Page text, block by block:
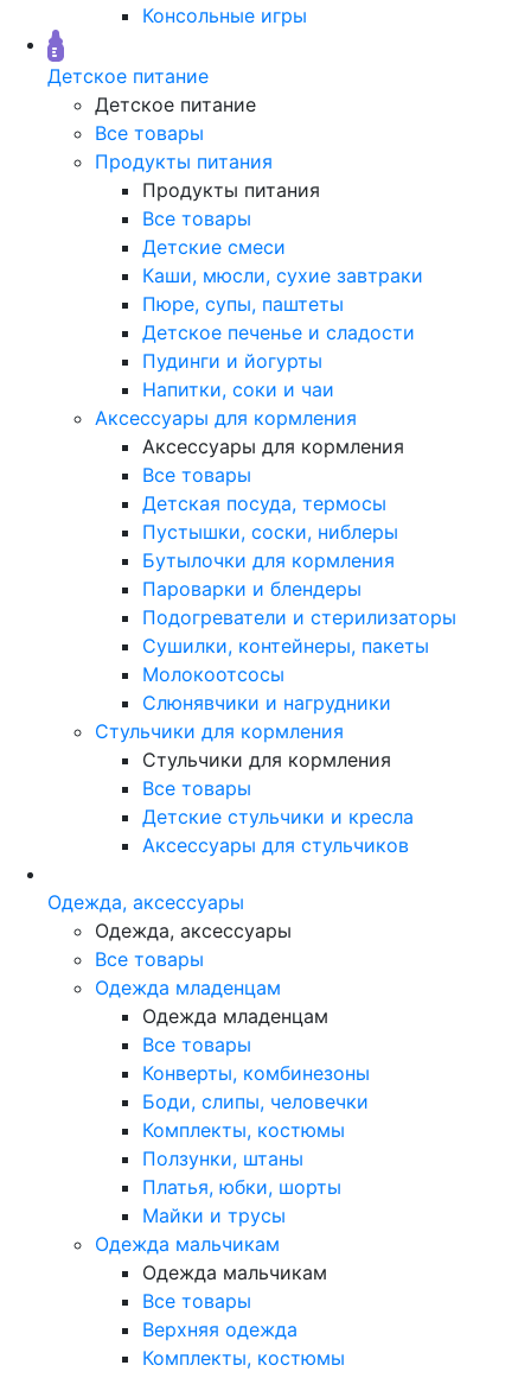
Консольные игры
Детское питание
Детское питание
Все товары
Продукты питания
Продукты питания
Все товары
Детские смеси
Каши, мюсли, сухие завтраки
Пюре, супы, паштеты
Детское печенье и сладости
Пудинги и йогурты
Напитки, соки и чаи
Аксессуары для кормления
Аксессуары для кормления
Все товары
Детская посуда, термосы
Пустышки, соски, ниблеры
Бутылочки для кормления
Пароварки и блендеры
Подогреватели и стерилизаторы
Сушилки, контейнеры, пакеты
Молокоотсосы
Слюнявчики и нагрудники
Стульчики для кормления
Стульчики для кормления
Все товары
Детские стульчики и кресла
Аксессуары для стульчиков
Одежда, аксессуары
Одежда, аксессуары
Все товары
Одежда младенцам
Одежда младенцам
Все товары
Конверты, комбинезоны
Боди, слипы, человечки
Комплекты, костюмы
Ползунки, штаны
Платья, юбки, шорты
Майки и трусы
Одежда мальчикам
Одежда мальчикам
Все товары
Верхняя одежда
Комплекты, костюмы